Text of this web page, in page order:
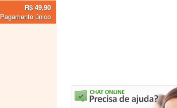
R$ 49,90
Pagamento único